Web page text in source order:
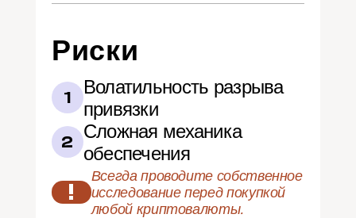
Риски
1
Волатильность разрыва
привязки
2 Сложная механика
обеспечения
!
Всегда проводите собственное
исследование перед покупкой
любой криптовалюты.